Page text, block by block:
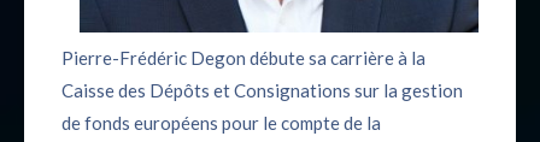
Pierre-Frédéric Degon débute sa carrière à la
Caisse des Dépôts et Consignations sur la gestion
de fonds européens pour le compte de la